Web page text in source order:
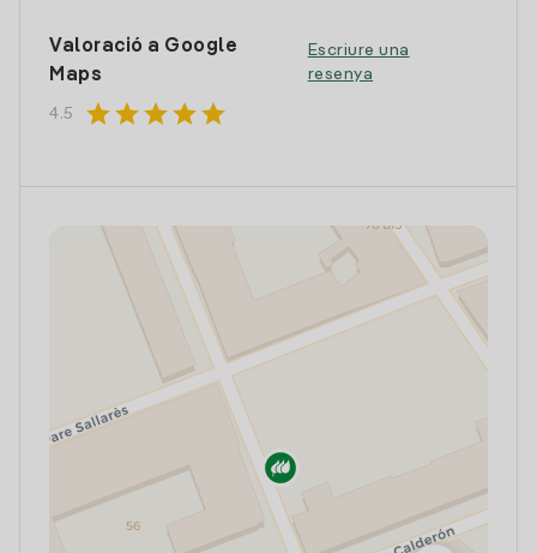
Valoració a Google
Maps
4.5 starstarstarstarstar
Escriure una
resenya